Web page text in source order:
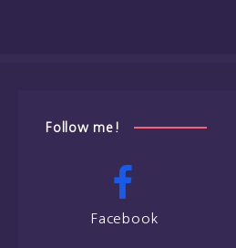
Follow me!
Facebook